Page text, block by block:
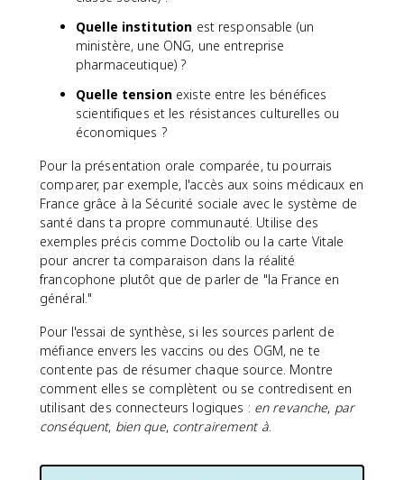
Quelle institution est responsable (un
ministère, une ONG, une entreprise
pharmaceutique) ?
Quelle tensionexiste entre les bénéfices
scientifiques et les résistances culturelles ou
économiques ?
Pour la présentation orale comparée, tu pourrais
comparer, par exemple, l'accès aux soins médicaux en
France grâce à la Sécurité sociale avec le système de
santé dans ta propre communauté. Utilise des
exemples précis comme Doctolib ou la carte Vitale
pour ancrer ta comparaison dans la réalité
francophone plutôt que de parler de "la France en
général."
Pour l'essai de synthèse, si les sources parlent de
méfiance envers les vaccins ou des OGM, ne te
contente pas de résumer chaque source. Montre
comment elles se complètent ou se contredisent en
utilisant des connecteurs logiques : en revanche, par
conséquent, bien que, contrairement à.